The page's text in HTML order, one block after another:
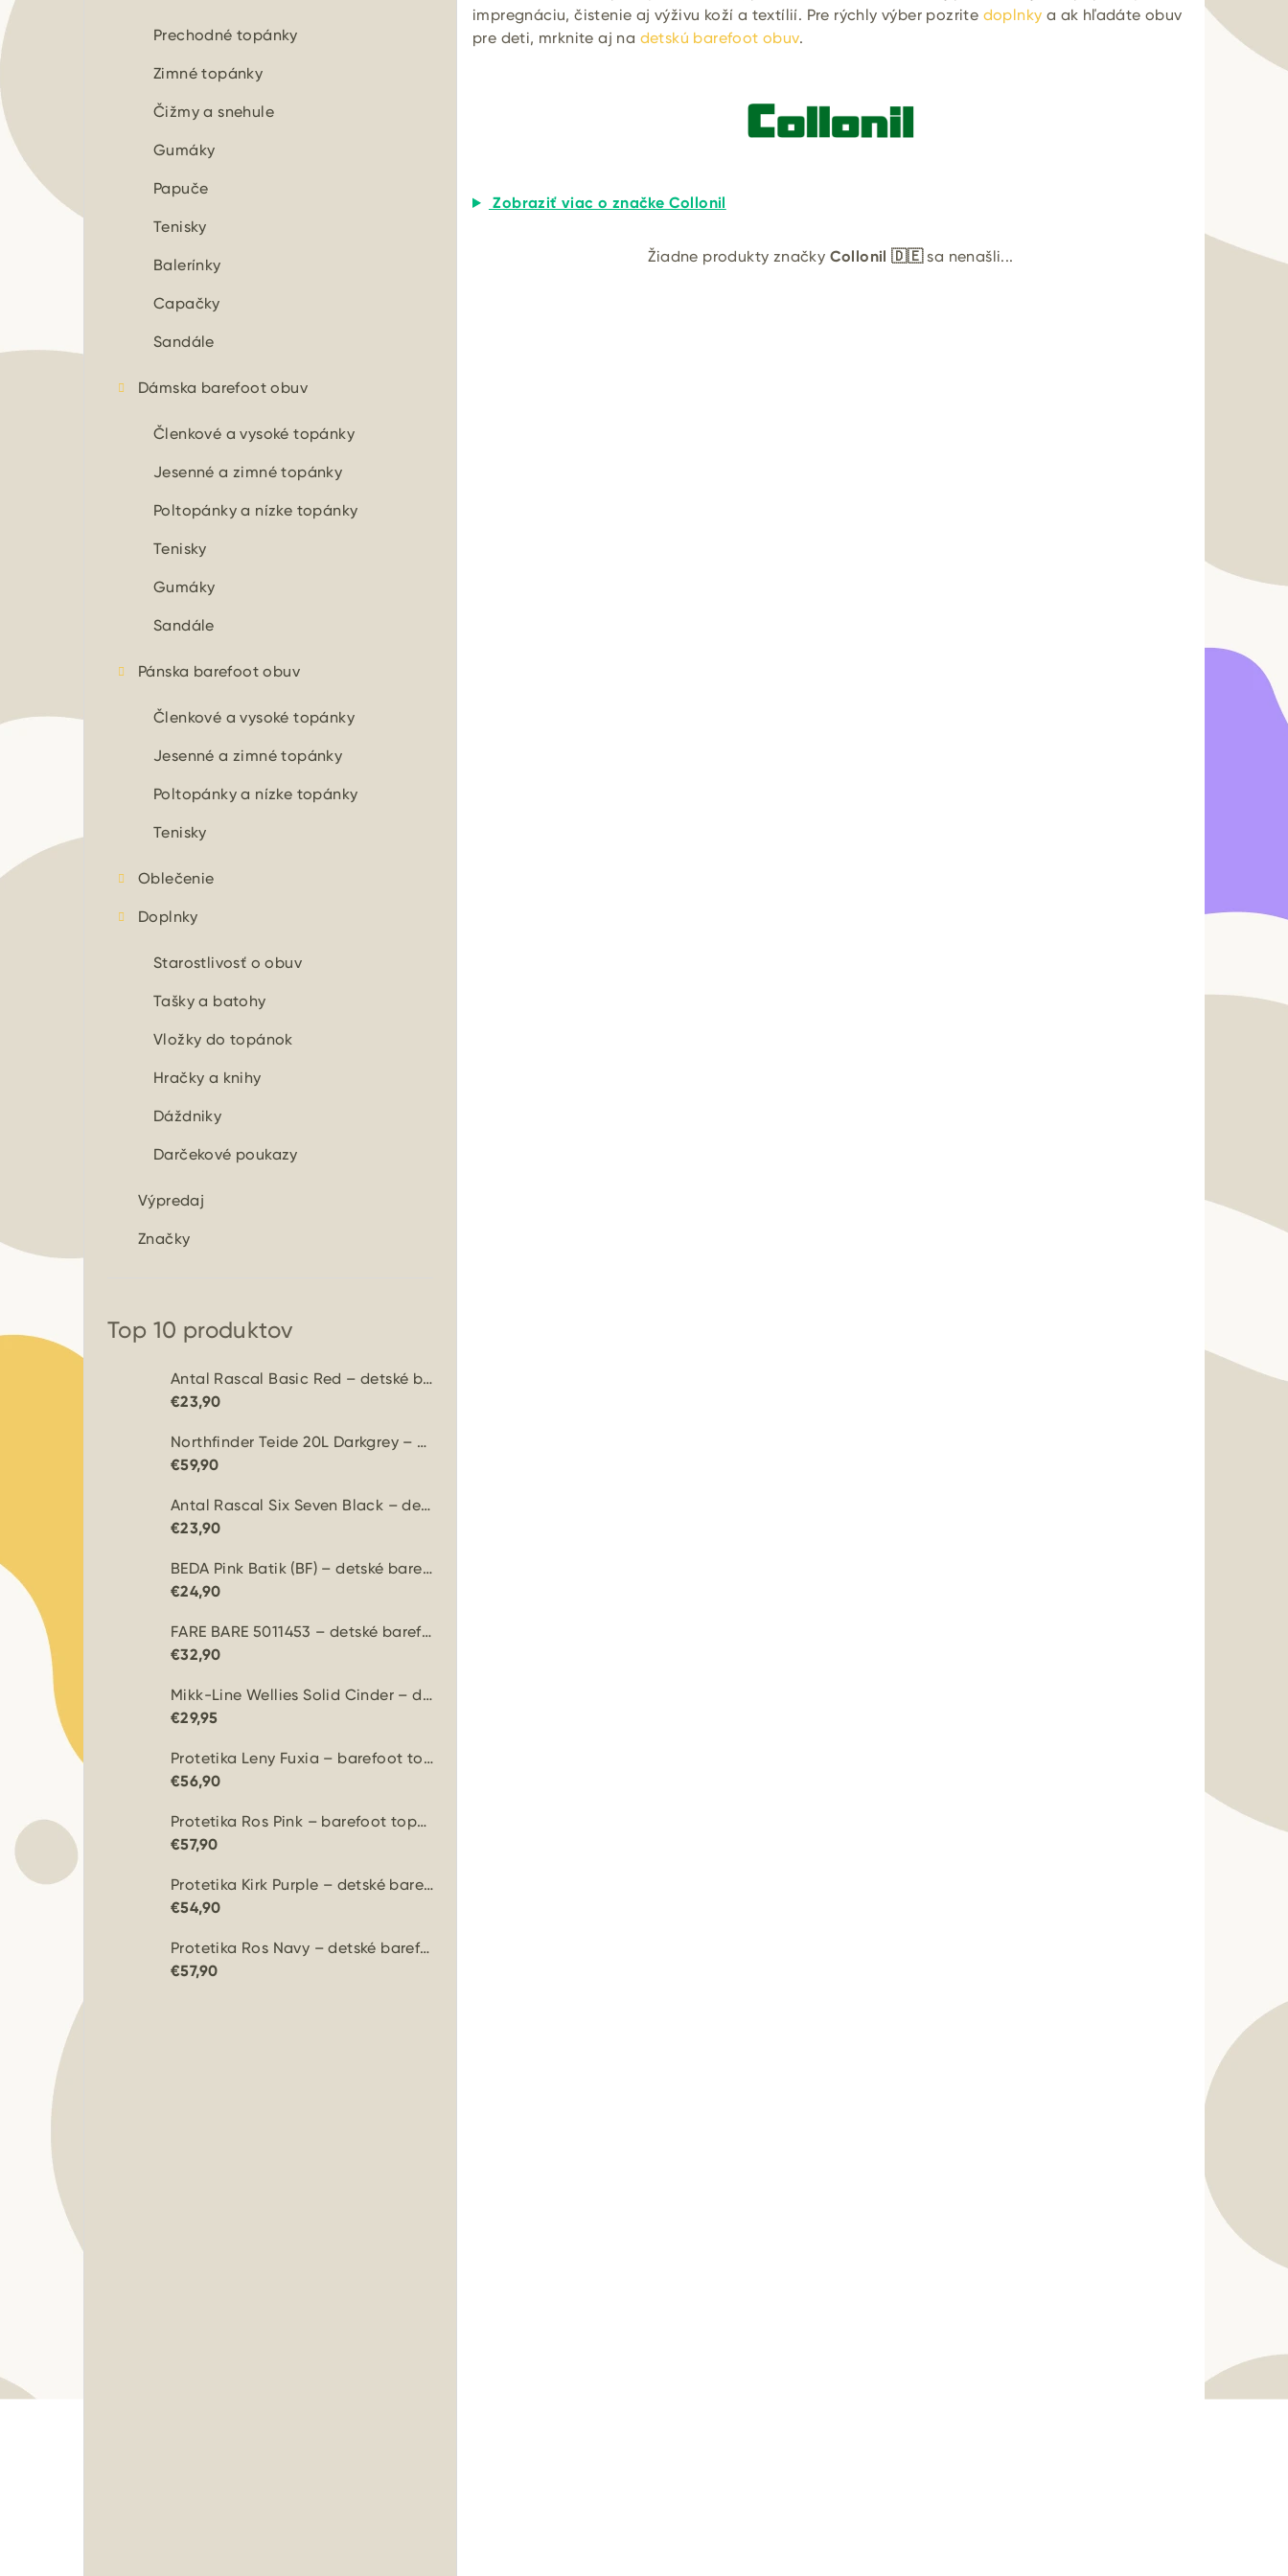
l
Prechodné topánky
Zimné topánky
Čižmy a snehule
Gumáky
Papuče
Tenisky
Balerínky
Capačky
Sandále
Dámska barefoot obuv
Členkové a vysoké topánky
Jesenné a zimné topánky
Poltopánky a nízke topánky
Tenisky
Gumáky
Sandále
Pánska barefoot obuv
Členkové a vysoké topánky
Jesenné a zimné topánky
Poltopánky a nízke topánky
Tenisky
Oblečenie
Doplnky
Starostlivosť o obuv
Tašky a batohy
Vložky do topánok
Hračky a knihy
Dáždniky
Darčekové poukazy
Výpredaj
Značky
Top 10 produktov
Antal Rascal Basic Red – detské barefoot papuče
€23,90
Northfinder Teide 20L Darkgrey – mestský roll-top batoh
€59,90
Antal Rascal Six Seven Black – detské barefoot papuče
€23,90
BEDA Pink Batik (BF) – detské barefoot papuče | ULIATE
€24,90
FARE BARE 5011453 – detské barefoot topánky na prvé kroky
€32,90
Mikk-Line Wellies Solid Cinder – detské gumáky
€29,95
Protetika Leny Fuxia – barefoot topánky s membránou
€56,90
Protetika Ros Pink – barefoot topánky s membránou
€57,90
Protetika Kirk Purple – detské barefoot topánky
€54,90
Protetika Ros Navy – detské barefoot topánky
€57,90
impregnáciu, čistenie aj výživu koží a textílií. Pre rýchly výber pozrite doplnky a ak hľadáte obuv
pre deti, mrknite aj na detskú barefoot obuv.
Zobraziť viac o značke Collonil
Žiadne produkty značky Collonil 🇩🇪sa nenašli...